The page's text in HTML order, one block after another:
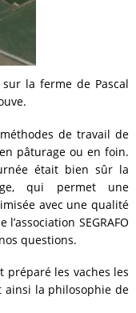
la ferme de Pascal
de travail de
pâturage ou en foin.
était bien sûr la
qui permet une
avec une qualité
SEGRAFO
questions.
préparé les vaches les
la philosophie de